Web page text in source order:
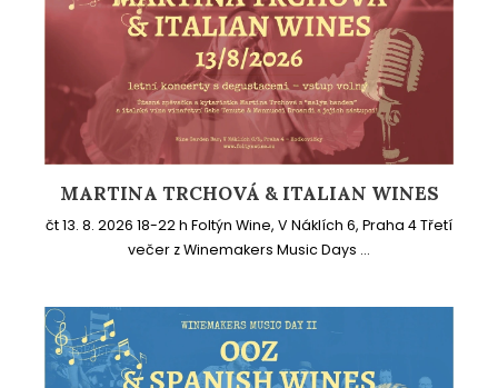
MARTINA TRCHOVÁ & ITALIAN WINES
čt 13. 8. 2026 18-22 h Foltýn Wine, V Náklích 6, Praha 4 Třetí
večer z Winemakers Music Days ...